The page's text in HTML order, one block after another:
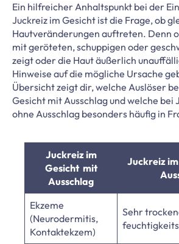
Ein hilfreicher Anhaltspunkt bei der
Juckreiz im Gesicht ist die Frage, ob
Hautveränderungen auftreten. Denn
mit geröteten, schuppigen oder
zeigt oder die Haut äußerlich
Hinweise auf die mögliche Ursache
Übersicht zeigt dir, welche Auslöser
Gesicht mit Ausschlag und welche bei
ohne Ausschlag besonders häufig in
Juckreiz im
Gesicht mit
Ausschlag
Juckreiz
Ekzeme
(Neurodermitis,
Kontaktekzem)
Sehr